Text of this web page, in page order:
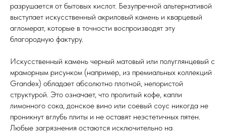
разрушается от бытовых кислот. Безупречной альтернативой
выступает искусственный акриловый камень и кварцевый
агломерат, которые в точности воспроизводят эту
благородную фактуру.
Искусственный камень черный матовый или полуглянцевый с
мраморным рисунком (например, из премиальных коллекций
Grandex) обладает абсолютно плотной, непористой
структурой. Это означает, что пролитый кофе, капли
лимонного сока, донское вино или соевый соус никогда не
проникнут вглубь плиты и не оставят неэстетичных пятен.
Любые загрязнения остаются исключительно на